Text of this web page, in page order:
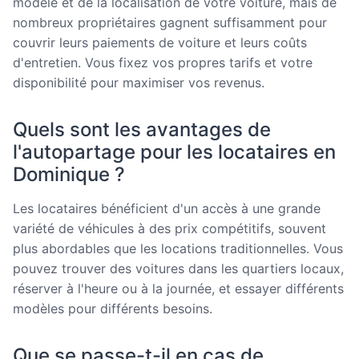
nombreux propriétaires gagnent suffisamment pour
couvrir leurs paiements de voiture et leurs coûts
d'entretien. Vous fixez vos propres tarifs et votre
disponibilité pour maximiser vos revenus.
Quels sont les avantages de
l'autopartage pour les locataires en
Dominique ?
Les locataires bénéficient d'un accès à une grande
variété de véhicules à des prix compétitifs, souvent
plus abordables que les locations traditionnelles. Vous
pouvez trouver des voitures dans les quartiers locaux,
réserver à l'heure ou à la journée, et essayer différents
modèles pour différents besoins.